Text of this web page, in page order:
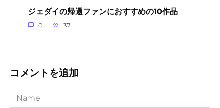
ジェダイの帰還ファンにおすすめの10作品
0 37
コメントを追加
Name